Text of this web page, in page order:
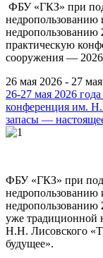
ФБУ «ГКЗ» при
недропользованию
недропользованию
практическую
сооружения —
26 мая 2026 - 27
26-27 мая 2026
конференция им.
запасы —
ФБУ «ГКЗ» при
недропользованию
недропользованию
уже традиционной
Н.Н. Лисовского
будущее».